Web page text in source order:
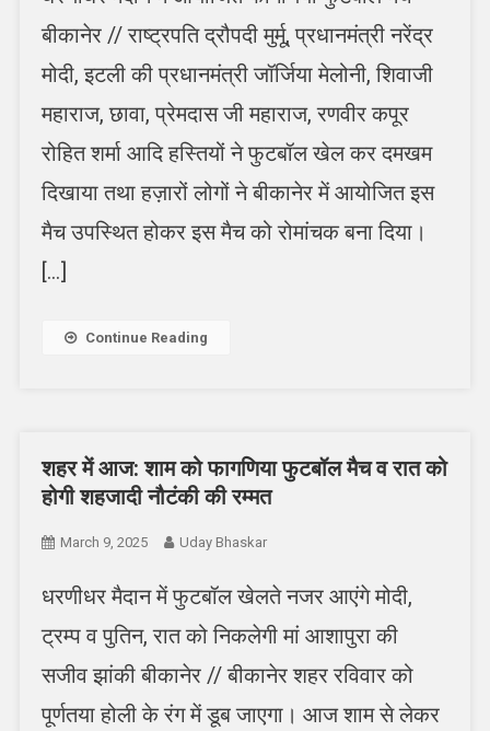
बीकानेर // राष्ट्रपति द्रौपदी मुर्मू, प्रधानमंत्री नरेंद्र
मोदी, इटली की प्रधानमंत्री जॉर्जिया मेलोनी, शिवाजी
महाराज, छावा, प्रेमदास जी महाराज, रणवीर कपूर
रोहित शर्मा आदि हस्तियों ने फुटबॉल खेल कर दमखम
दिखाया तथा हज़ारों लोगों ने बीकानेर में आयोजित इस
मैच उपस्थित होकर इस मैच को रोमांचक बना दिया।
[…]
Continue Reading
शहर में आज: शाम को फागणिया फुटबॉल मैच व रात को
होगी शहजादी नौटंकी की रम्मत
March 9, 2025 Uday Bhaskar
धरणीधर मैदान में फुटबॉल खेलते नजर आएंगे मोदी,
ट्रम्प व पुतिन, रात को निकलेगी मां आशापुरा की
सजीव झांकी बीकानेर // बीकानेर शहर रविवार को
पूर्णतया होली के रंग में डूब जाएगा। आज शाम से लेकर